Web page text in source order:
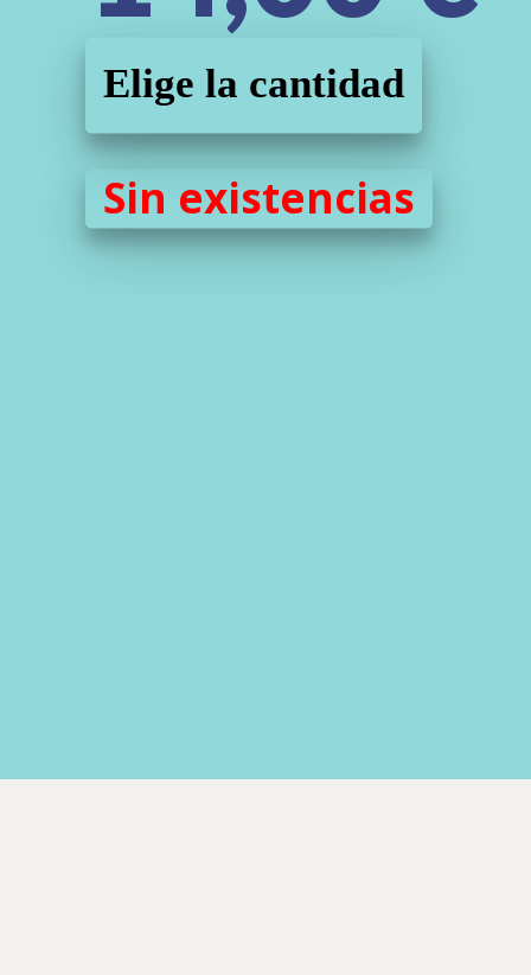
Elige la cantidad
Sin existencias